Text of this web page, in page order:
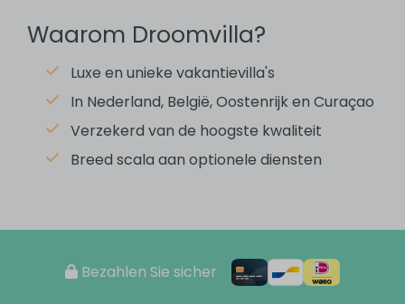
Oven
Kettle
Pans
Crockery
Cutlery
Wohnbereich
Cable TV
Waarom Droomvilla?
Luxe en unieke vakantievilla's
In Nederland, België, Oostenrijk en Curaçao
Verzekerd van de hoogste kwaliteit
Breed scala aan optionele diensten
Bezahlen Sie sicher